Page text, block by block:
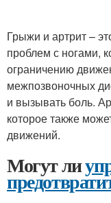
Грыжи и артрит –
проблем с ногами,
ограничению
межпозвоночных
и вызывать боль.
которое также
движений.
Могут ли